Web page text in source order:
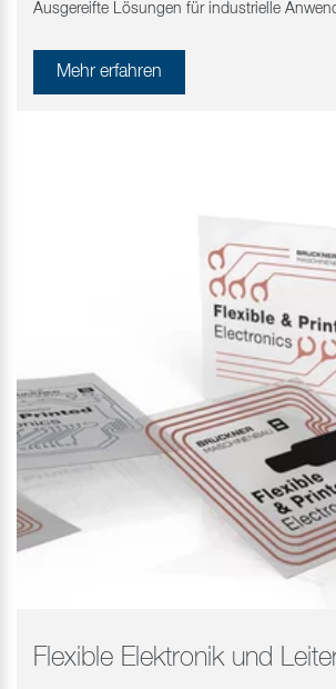
Ausgereifte Lösungen für industrielle
Mehr erfahren
Flexible Elektronik und